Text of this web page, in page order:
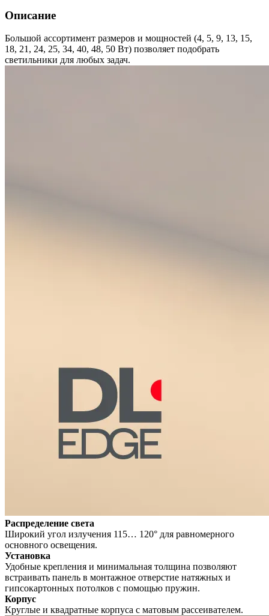
Описание
Большой ассортимент размеров и мощностей (4, 5, 9, 13, 15,
18, 21, 24, 25, 34, 40, 48, 50 Вт) позволяет подобрать
светильники для любых задач.
Распределение света
Широкий угол излучения 115… 120° для равномерного
основного освещения.
Установка
Удобные крепления и минимальная толщина позволяют
встраивать панель в монтажное отверстие натяжных и
гипсокартонных потолков с помощью пружин.
Корпус
Круглые и квадратные корпуса с матовым рассеивателем.